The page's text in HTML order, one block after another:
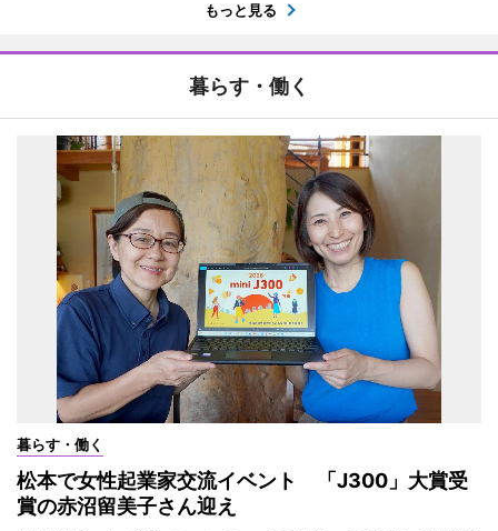
もっと見る
暮らす・働く
暮らす・働く
松本で女性起業家交流イベント 「J300」大賞受
賞の赤沼留美子さん迎え